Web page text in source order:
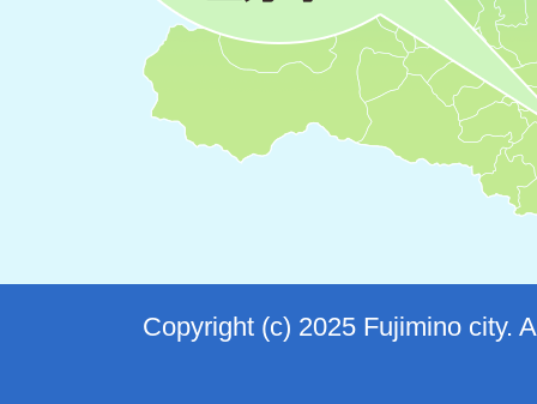
Copyright (c) 2025 Fujimino city.